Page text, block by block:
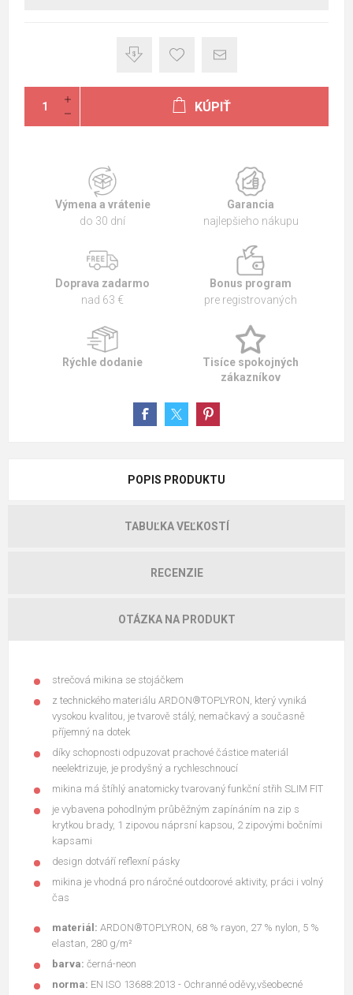
KÚPIŤ
Výmena a vrátenie
do 30 dní
Garancia
najlepšieho nákupu
Doprava zadarmo
nad 63 €
Bonus program
pre registrovaných
Rýchle dodanie
Tisíce spokojných
zákazníkov
POPIS PRODUKTU
TABUĽKA VEĽKOSTÍ
RECENZIE
OTÁZKA NA PRODUKT
strečová mikina se stojáčkem
z technického materiálu ARDON®TOPLYRON, který vyniká
vysokou kvalitou, je tvarově stálý, nemačkavý a současně
příjemný na dotek
díky schopnosti odpuzovat prachové částice materiál
neelektrizuje, je prodyšný a rychleschnoucí
mikina má štíhlý anatomicky tvarovaný funkční střih SLIM FIT
je vybavena pohodlným průběžným zapínáním na zip s
krytkou brady, 1 zipovou náprsní kapsou, 2 zipovými bočními
kapsami
design dotváří reflexní pásky
mikina je vhodná pro náročné outdoorové aktivity, práci i volný
čas
materiál: ARDON®TOPLYRON, 68 % rayon, 27 % nylon, 5 %
elastan, 280 g/m²
barva: černá-neon
norma: EN ISO 13688:2013 - Ochranné oděvy,všeobecné